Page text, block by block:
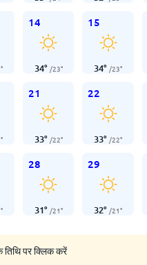
°
14
34° /23°
15
34° /23°
°
21
33° /22°
22
33° /22°
°
28
31° /21°
29
32° /21°
तिथि पर क्लिक करें